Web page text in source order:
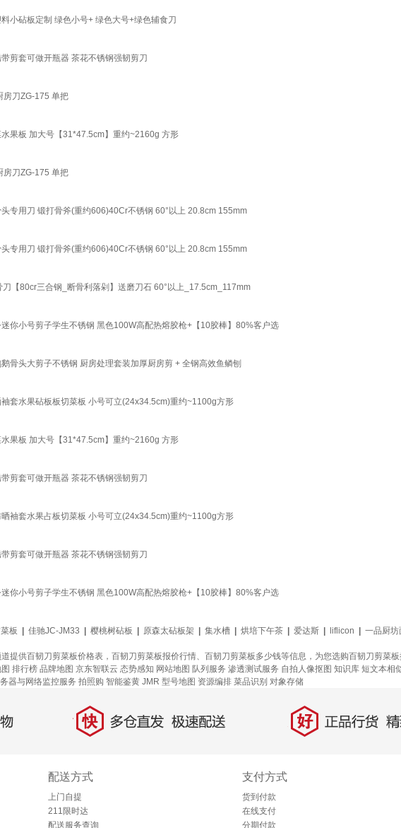
小砧板定制 绿色小号+ 绿色大号+绿色辅食刀
剪套可做开瓶器 茶花不锈钢强韧剪刀
房刀ZG-175 单把
果板 加大号【31*47.5cm】重约~2160g 方形
房刀ZG-175 单把
专用刀 锻打骨斧(重约606)40Cr不锈钢 60°以上 20.8cm 155mm
专用刀 锻打骨斧(重约606)40Cr不锈钢 60°以上 20.8cm 155mm
【80cr三合钢_断骨利落剁】送磨刀石 60°以上_17.5cm_117mm
你小号剪子学生不锈钢 黑色100W高配热熔胶枪+【10胶棒】80%客户选
骨头大剪子不锈钢 厨房处理套装加厚厨房剪 + 全钢高效鱼鳞刨
套水果砧板板切菜板 小号可立(24x34.5cm)重约~1100g方形
果板 加大号【31*47.5cm】重约~2160g 方形
剪套可做开瓶器 茶花不锈钢强韧剪刀
袖套水果占板切菜板 小号可立(24x34.5cm)重约~1100g方形
剪套可做开瓶器 茶花不锈钢强韧剪刀
你小号剪子学生不锈钢 黑色100W高配热熔胶枪+【10胶棒】80%客户选
板 佳驰JC-JM33 樱桃树砧板 原森太砧板架 集水槽 烘培下午茶 爱达斯 liflicon
一品厨坊
提供百韧刀剪菜板价格表，百韧刀剪菜板报价行情、百韧刀剪菜板多少钱等信息，为您选购百韧刀剪菜
排行榜 品牌地图 京东智联云 态势感知 网站地图 队列服务 渗透测试服务 自拍人像抠图 知识库 短文本相
器与网络监控服务 拍照购 智能鉴黄 JMR 型号地图 资源编排 菜品识别 对象存储
快 多仓直发，极速配送 好 正品行货，精
配送方式
上门自提
211限时达
配送服务查询
支付方式
货到付款
在线支付
分期付款